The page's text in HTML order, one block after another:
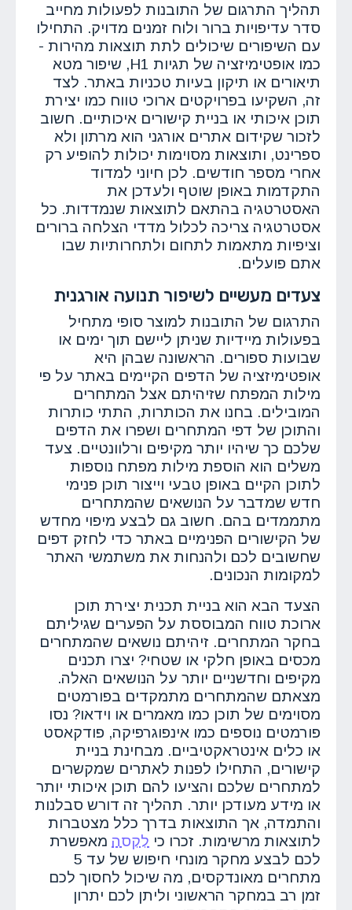
תהליך התרגום של התובנות לפעולות מחייב
סדר עדיפויות ברור ולוח זמנים מדויק. התחילו
עם השיפורים שיכולים לתת תוצאות מהירות -
כמו אופטימיזציה של תגיות H1, שיפור מטא
תיאורים או תיקון בעיות טכניות באתר. לצד
זה, השקיעו בפרויקטים ארוכי טווח כמו יצירת
תוכן איכותי או בניית קישורים איכותיים. חשוב
לזכור שקידום אתרים אורגני הוא מרתון ולא
ספרינט, ותוצאות מסוימות יכולות להופיע רק
אחרי מספר חודשים. לכן חיוני למדוד
התקדמות באופן שוטף ולעדכן את
האסטרטגיה בהתאם לתוצאות שנמדדות. כל
אסטרטגיה צריכה לכלול מדדי הצלחה ברורים
וציפיות מתאמות לתחום ולתחרותיות שבו
אתם פועלים.
צעדים מעשיים לשיפור תנועה אורגנית
התרגום של התובנות למוצר סופי מתחיל
בפעולות מיידיות שניתן ליישם תוך ימים או
שבועות ספורים. הראשונה שבהן היא
אופטימיזציה של הדפים הקיימים באתר על פי
מילות המפתח שזיהיתם אצל המתחרים
המובילים. בחנו את הכותרות, התתי כותרות
והתוכן של דפי המתחרים ושפרו את הדפים
שלכם כך שיהיו יותר מקיפים ורלוונטיים. צעד
משלים הוא הוספת מילות מפתח נוספות
לתוכן הקיים באופן טבעי וייצור תוכן פנימי
חדש שמדבר על הנושאים שהמתחרים
מתממדים בהם. חשוב גם לבצע מיפוי מחדש
של הקישורים הפנימיים באתר כדי לחזק דפים
שחשובים לכם ולהנחות את משתמשי האתר
למקומות הנכונים.
הצעד הבא הוא בניית תכנית יצירת תוכן
ארוכת טווח המבוססת על הפערים שגיליתם
בחקר המתחרים. זיהיתם נושאים שהמתחרים
מכסים באופן חלקי או שטחי? יצרו תכנים
מקיפים וחדשניים יותר על הנושאים האלה.
מצאתם שהמתחרים מתמקדים בפורמטים
מסוימים של תוכן כמו מאמרים או וידאו? נסו
פורמטים נוספים כמו אינפוגרפיקה, פודקאסט
או כלים אינטראקטיביים. מבחינת בניית
קישורים, התחילו לפנות לאתרים שמקשרים
למתחרים שלכם והציעו להם תוכן איכותי יותר
או מידע מעודכן יותר. תהליך זה דורש סבלנות
והתמדה, אך התוצאות בדרך כלל מצטברות
לתוצאות מרשימות. זכרו כי לקסה מאפשרת
לכם לבצע מחקר מונחי חיפוש של עד 5
מתחרים מאונדקסים, מה שיכול לחסוך לכם
זמן רב במחקר הראשוני וליתן לכם יתרון